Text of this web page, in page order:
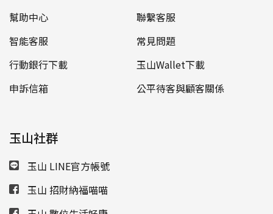
幫助中心
聯繫客服
智能客服
常見問題
行動銀行下載
玉山Wallet下載
申訴信箱
公平待客與顧客關係
玉山社群
玉山 LINE官方帳號
玉山 招財納福喵喵